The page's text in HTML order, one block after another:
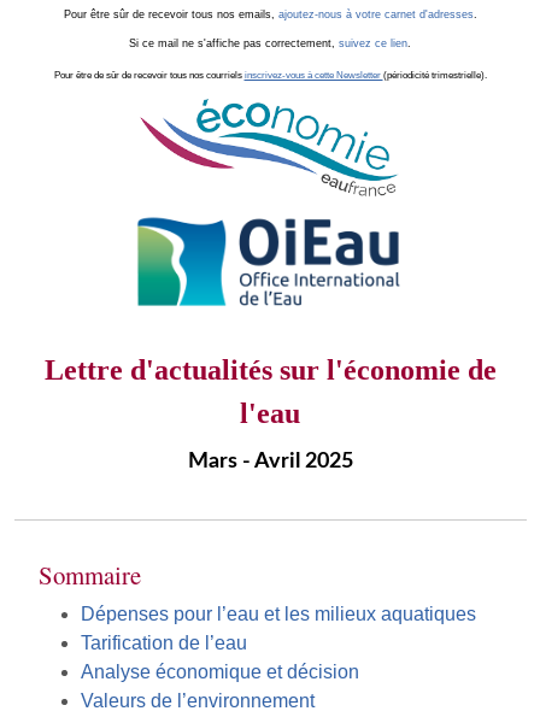
Pour être sûr de recevoir tous nos emails, ajoutez-nous à votre carnet d'adresses.
Si ce mail ne s'affiche pas correctement, suivez ce lien.
Pour être de sûr de recevoir tous nos courriels inscrivez-vous à cette Newsletter (périodicité trimestrielle).
Lettre d'actualités sur l'économie de
l'eau
Mars - Avril 2025
Sommaire
Dépenses pour l’eau et les milieux aquatiques
Tarification de l’eau
Analyse économique et décision
Valeurs de l’environnement